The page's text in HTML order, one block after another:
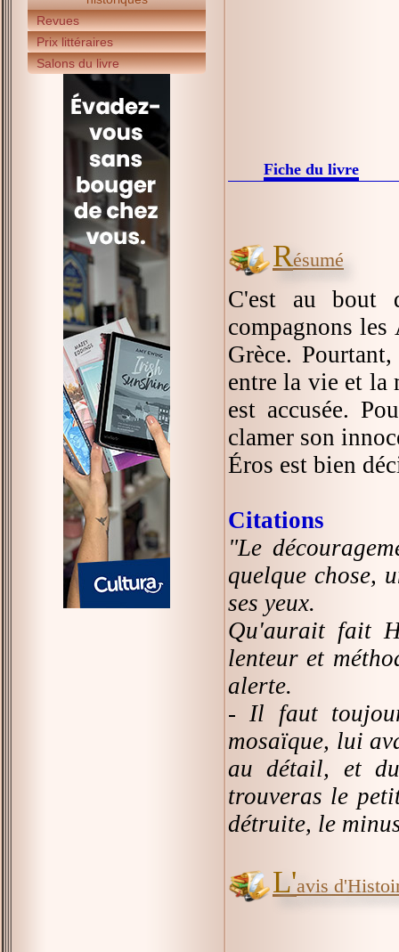
Revues
Prix littéraires
Salons du livre
Fiche du livre
Résumé
C'est au bout
compagnons
Grèce.
entre la vie et la
est accusée.
clamer son
Éros est bien
Citations
"Le
quelque chose,
ses yeux.
Qu'aurait fait
lenteur et
alerte.
- Il faut
mosaïque, lui
au détail, et
trouveras le
détruite, le
L'avis